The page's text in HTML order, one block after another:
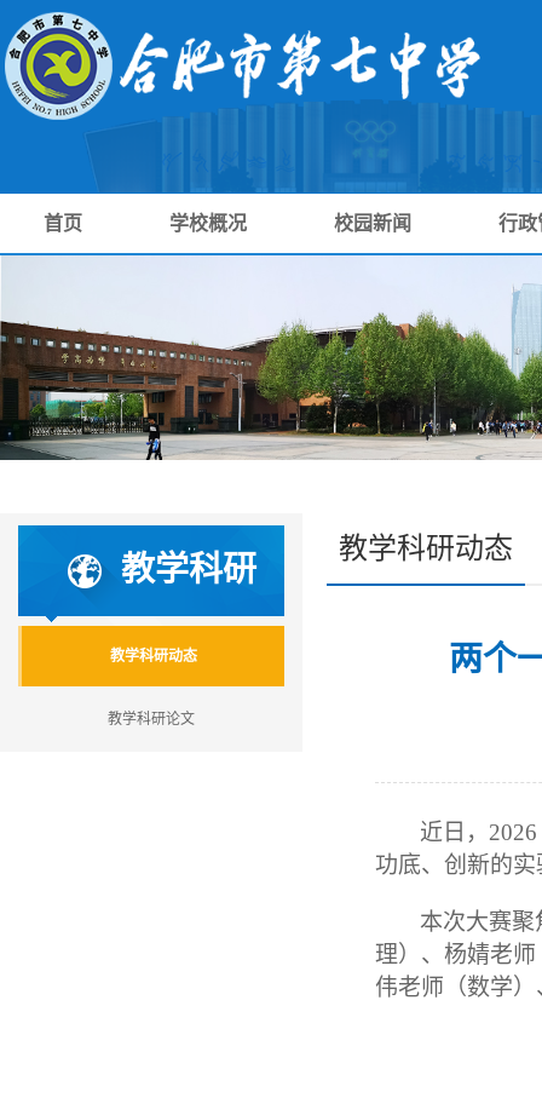
首页 学校概况 校园新闻 行政
教学科研
教学科研动态
教学科研论文
教学科研动态
两个
近日，
功底、创新的
本次大赛
理）、杨婧老
伟老师（数学